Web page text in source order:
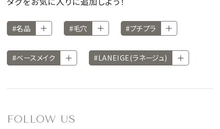
#名品 #毛穴 #プチプラ
#ベースメイク #LANEIGE(ラネージュ)
FOLLOW US